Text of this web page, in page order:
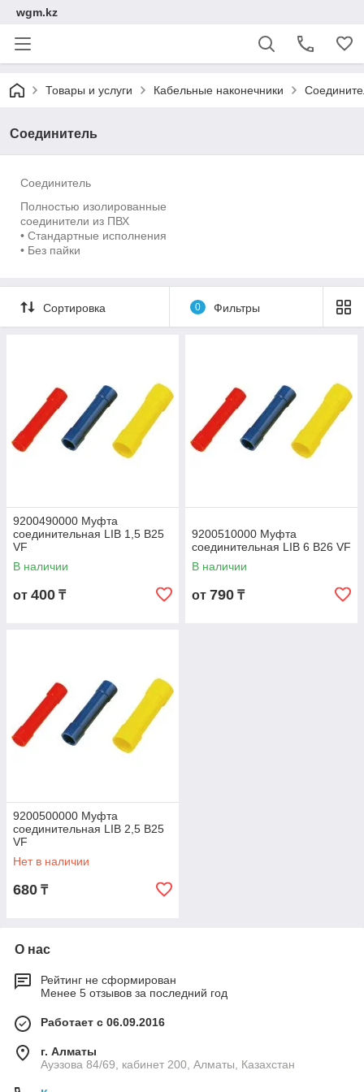
wgm.kz
Товары и услуги Кабельные наконечники
Соединитель
Соединитель
Полностью изолированные
соединители из ПВХ
• Стандартные исполнения
• Без пайки
Сортировка 0 Фильтры
9200490000 Муфта
соединительная LIB 1,5 B25
VF
В наличии
от 400 ₸
9200510000 Муфта
соединительная LIB 6 B26 VF
В наличии
от 790 ₸
9200500000 Муфта
соединительная LIB 2,5 B25
VF
Нет в наличии
680 ₸
О нас
Рейтинг не сформирован
Менее 5 отзывов за последний год
Работает с 06.09.2016
г. Алматы
Ауэзова 84/69, кабинет 200, Алматы, Казахстан